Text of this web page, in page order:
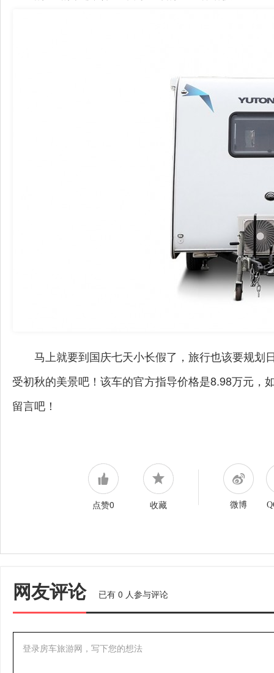
马上就要到国庆七天小长假了，旅行也该要规划
受初秋的美景吧！该车的官方指导价格是8.98万元
留言吧！
点赞0 收藏 微博
网友评论 已有 0 人参与评论
登录房车旅游网，写下您的想法